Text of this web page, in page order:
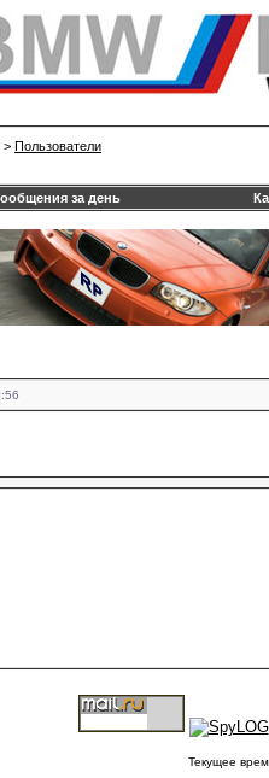
> Пользователи
за день
Текущее